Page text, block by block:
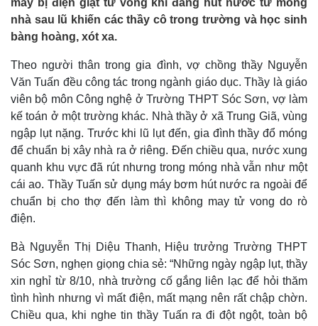
may bị điện giật tử vong khi đang hút nước từ móng
nhà sau lũ khiến các thầy cô trong trường và học sinh
bàng hoàng, xót xa.
Theo người thân trong gia đình, vợ chồng thầy Nguyễn
Văn Tuấn đều công tác trong ngành giáo dục. Thầy là giáo
viên bộ môn Công nghệ ở Trường THPT Sóc Sơn, vợ làm
kế toán ở một trường khác. Nhà thầy ở xã Trung Giã, vùng
ngập lụt nặng. Trước khi lũ lụt đến, gia đình thầy đổ móng
để chuẩn bị xây nhà ra ở riêng. Đến chiều qua, nước xung
quanh khu vực đã rút nhưng trong móng nhà vẫn như một
cái ao. Thầy Tuấn sử dụng máy bơm hút nước ra ngoài để
chuẩn bị cho thợ đến làm thì không may tử vong do rò
điện.
Bà Nguyễn Thị Diệu Thanh, Hiệu trưởng Trường THPT
Sóc Sơn, nghẹn giọng chia sẻ: “Những ngày ngập lụt, thầy
xin nghỉ từ 8/10, nhà trường cố gắng liên lạc để hỏi thăm
tình hình nhưng vì mất điện, mất mạng nên rất chập chờn.
Chiều qua, khi nghe tin thầy Tuấn ra đi đột ngột, toàn bộ